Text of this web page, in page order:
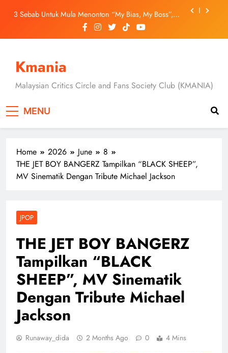
3 Sebab Untuk Mula Menonton “My Bias, My Boss”,
Kini Distrim di HBO Max Malaysia
Skechers Lancar Kolaborasi Eksklusif Bersama DK,
SEUNGKWAN dan DINO SEVENTEEN
Buat Penampilan Istimewa di Kuala Lumpur
September Ini
‘Dibunuh atau Membunuh’: Filem ‘Tiket Sehala’
Satukan Empat Negara Asia
Kini Distrim di HBO Max Malaysia
Kmania
Malaysian Critics Circle and Fans Society Club (KMANIA)
MENU
Home 2026 June
8
THE JET BOY BANGERZ Tampilkan “BLACK SHEEP”,
MV Sinematik Dengan Tribute Michael Jackson
JPOP
THE JET BOY BANGERZ
Tampilkan “BLACK
SHEEP”, MV Sinematik
Dengan Tribute Michael
Jackson
Runaway_dida 2 Months Ago 0 4 Mins